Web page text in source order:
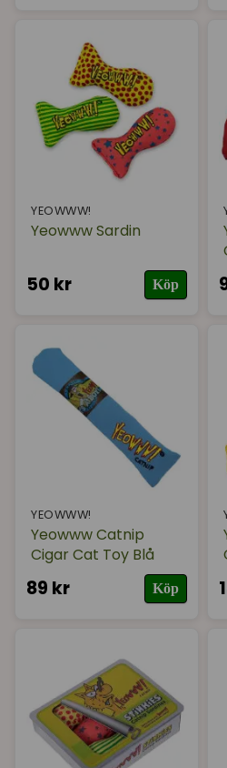
brottningsleksak - så
utbud av leksaker för att
YEOWWW!
Yeowww Sardin
50 kr Köp
YEOWWW!
Yeowww Catnip
Cigar Cat Toy Blå
89 kr Köp